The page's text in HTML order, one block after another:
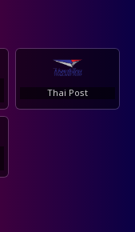
Thai Post